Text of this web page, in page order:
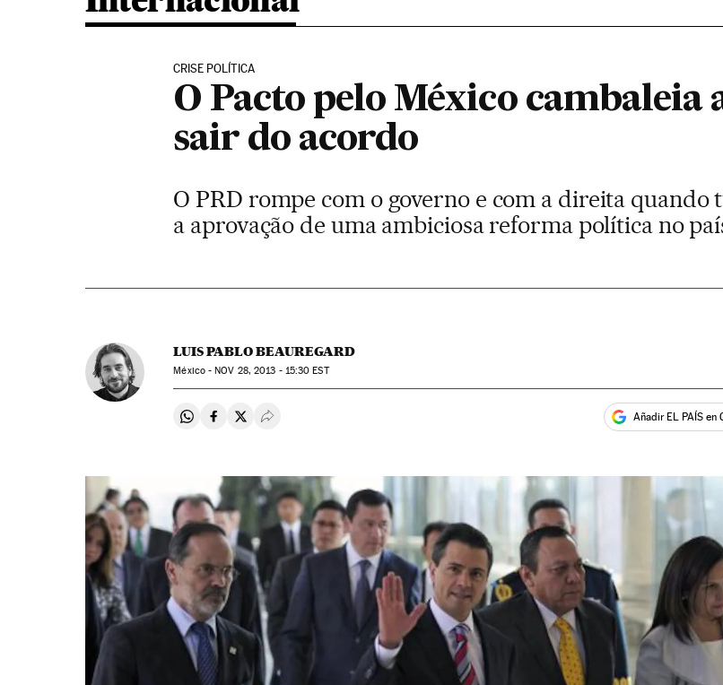
CRISE POLÍTICA
O Pacto pelo México cambaleia
sair do acordo
O PRD rompe com o governo e com a direita
a aprovação de uma ambiciosa reforma política no
LUIS PABLO BEAUREGARD
México -NOV 28, 2013 - 15:30 EST
Compartir en Whatsapp
Compartir en Facebook
Compartir en Twitter
Desplegar Redes Sociales Añadir EL PAÍS en